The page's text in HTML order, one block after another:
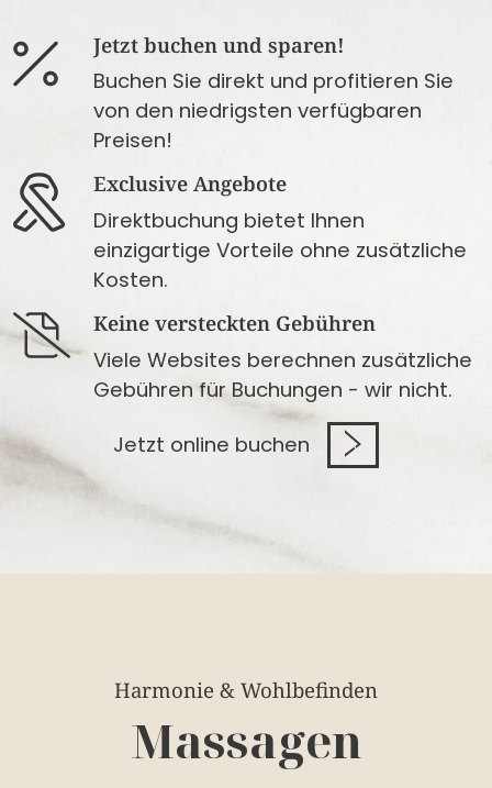
Jetzt buchen und sparen!
Buchen Sie direkt und profitieren Sie
von den niedrigsten verfügbaren
Preisen!
Exclusive Angebote
Direktbuchung bietet Ihnen
einzigartige Vorteile ohne zusätzliche
Kosten.
Keine versteckten Gebühren
Viele Websites berechnen zusätzliche
Gebühren für Buchungen - wir nicht.
Jetzt online buchen
Harmonie & Wohlbefinden
Massagen